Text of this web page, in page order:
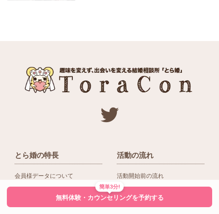
とら婚の特長
会員様データについて
活動の流れ
活動開始前の流れ
入会後の活動の流れ
簡単3分!
無料体験・カウンセリングを予約する